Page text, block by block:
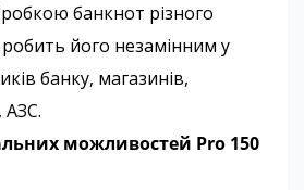
банкнот різного
його незамінним у
банку, магазинів,
АЗС.
можливостей Pro 150